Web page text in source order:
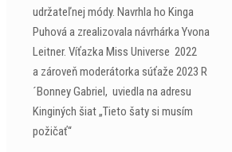
udržateľnej módy. Navrhla ho Kinga
Puhová a zrealizovala návrhárka Yvona
Leitner. Víťazka Miss Universe 2022
a zároveň moderátorka súťaže 2023 R
´Bonney Gabriel, uviedla na adresu
Kinginých šiat „Tieto šaty si musím
požičať“